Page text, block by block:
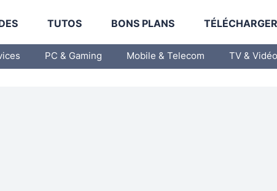
TUTOS BONS PLANS
PC & Gaming Mobile & Telecom TV & Vidéo